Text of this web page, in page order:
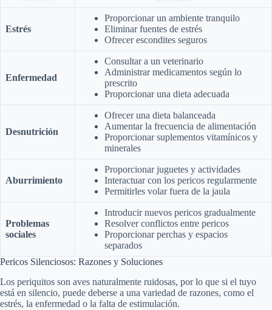
Estrés
Proporcionar un ambiente tranquilo
Eliminar fuentes de estrés
Ofrecer escondites seguros
Enfermedad
Consultar a un veterinario
Administrar medicamentos según lo
prescrito
Proporcionar una dieta adecuada
Desnutrición
Ofrecer una dieta balanceada
Aumentar la frecuencia de alimentación
Proporcionar suplementos vitamínicos y
minerales
Aburrimiento
Proporcionar juguetes y actividades
Interactuar con los pericos regularmente
Permitirles volar fuera de la jaula
Problemas
sociales
Introducir nuevos pericos gradualmente
Resolver conflictos entre pericos
Proporcionar perchas y espacios
separados
Pericos Silenciosos: Razones y Soluciones
Los periquitos son aves naturalmente ruidosas, por lo que si el tuyo
está en silencio, puede deberse a una variedad de razones, como el
estrés, la enfermedad o la falta de estimulación.